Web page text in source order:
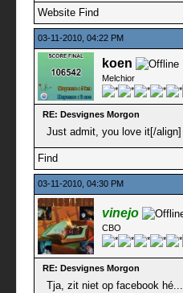
Website Find
03-11-2010, 04:22 PM
koen
Melchior
RE: Desvignes Morgon
Just admit, you love it[/align]
Find
03-11-2010, 04:30 PM
vinejo
CBO
RE: Desvignes Morgon
Tja, zit niet op facebook hé...